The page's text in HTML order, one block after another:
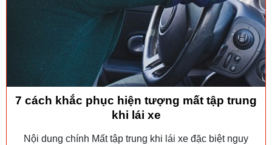
7 cách khắc phục hiện tượng mất tập trung
khi lái xe
Nội dung chính Mất tập trung khi lái xe đặc biệt nguy